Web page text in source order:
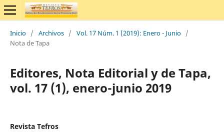
Inicio / Archivos / Vol. 17 Núm. 1 (2019): Enero - Junio /
Nota de Tapa
Editores, Nota Editorial y de Tapa,
vol. 17 (1), enero-junio 2019
Revista Tefros